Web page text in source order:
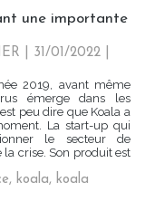
une importante
| 31/01/2022
2019, avant même
émerge dans les
peu dire que Koala a
La start-up qui
le secteur de
crise. Son produit est
, koala, koala